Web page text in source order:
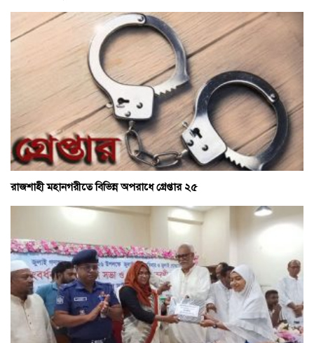
রাজশাহী মহানগরীতে বিভিন্ন অপরাধে গ্রেপ্তার ২৫